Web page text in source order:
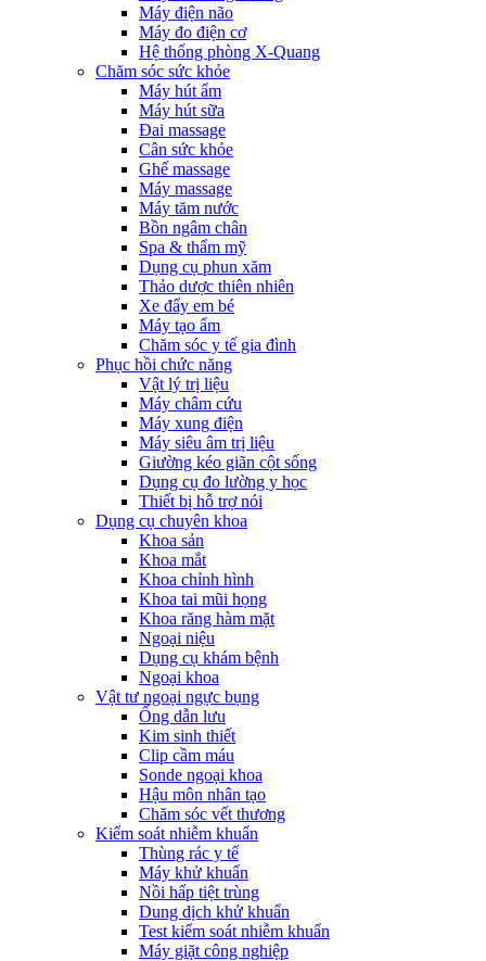
Máy điện não
Máy đo điện cơ
Hệ thống phòng X-Quang
Chăm sóc sức khỏe
Máy hút ẩm
Máy hút sữa
Đai massage
Cân sức khỏe
Ghế massage
Máy massage
Máy tăm nước
Bồn ngâm chân
Spa & thẩm mỹ
Dụng cụ phun xăm
Thảo dược thiên nhiên
Xe đẩy em bé
Máy tạo ẩm
Chăm sóc y tế gia đình
Phục hồi chức năng
Vật lý trị liệu
Máy châm cứu
Máy xung điện
Máy siêu âm trị liệu
Giường kéo giãn cột sống
Dụng cụ đo lường y học
Thiết bị hỗ trợ nói
Dụng cụ chuyên khoa
Khoa sản
Khoa mắt
Khoa chỉnh hình
Khoa tai mũi họng
Khoa răng hàm mặt
Ngoại niệu
Dụng cụ khám bệnh
Ngoại khoa
Vật tư ngoại ngực bụng
Ống dẫn lưu
Kim sinh thiết
Clip cầm máu
Sonde ngoại khoa
Hậu môn nhân tạo
Chăm sóc vết thương
Kiểm soát nhiễm khuẩn
Thùng rác y tế
Máy khử khuẩn
Nồi hấp tiệt trùng
Dung dịch khử khuẩn
Test kiểm soát nhiễm khuẩn
Máy giặt công nghiệp